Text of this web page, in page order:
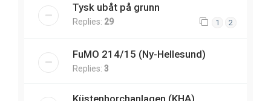
Tysk ubåt på grunn
Replies: 29 1 2
FuMO 214/15 (Ny-Hellesund)
Replies: 3
Küstenhorchanlagen (KHA)